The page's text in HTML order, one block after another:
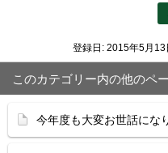
登録日: 2015年5月13
このカテゴリー内の他のペ
今年度も大変お世話にな